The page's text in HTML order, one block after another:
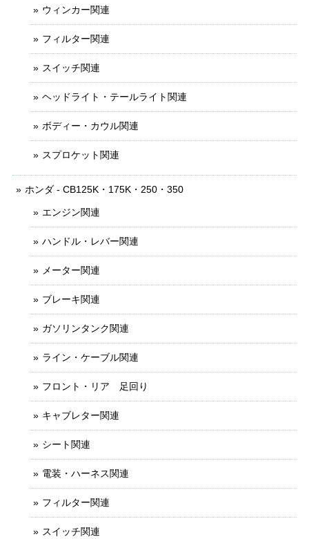
ウィンカー関連
フィルター関連
スイッチ関連
ヘッドライト・テールライト関連
ボディー・カウル関連
スプロケット関連
ホンダ - CB125K・175K・250・350
エンジン関連
ハンドル・レバー関連
メーター関連
ブレーキ関連
ガソリンタンク関連
ライン・ケーブル関連
フロント・リア 足回り
キャブレター関連
シート関連
電装・ハーネス関連
フィルター関連
スイッチ関連